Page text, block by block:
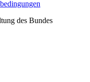
des Bundes